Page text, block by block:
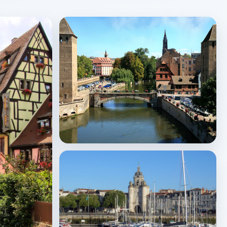
Strasbourg↗